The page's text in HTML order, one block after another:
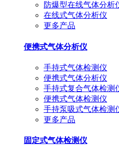
防爆型在线气体分析
在线式气体分析仪
更多产品
便携式气体分析仪
手持式气体检测仪
便携式气体分析仪
手持式复合气体检测
便携式气体检测仪
手持泵吸式气体检测
更多产品
固定式气体检测仪